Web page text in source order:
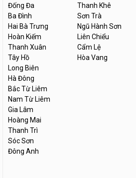
Đống Đa
Ba Đình
Hai Bà Trưng
Hoàn Kiếm
Thanh Xuân
Tây Hồ
Long Biên
Hà Đông
Bắc Từ Liêm
Nam Từ Liêm
Gia Lâm
Hoàng Mai
Thanh Trì
Sóc Sơn
Đông Anh
Thanh Khê
Sơn Trà
Ngũ Hành Sơn
Liên Chiểu
Cẩm Lệ
Hòa Vang